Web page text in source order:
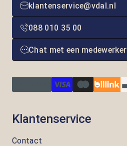
klantenservice@vdal.nl
088 010 35 00
Chat met een medewerker
Klantenservice
Contact